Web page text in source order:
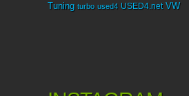
Tuning turbo used4 USED4.net VW